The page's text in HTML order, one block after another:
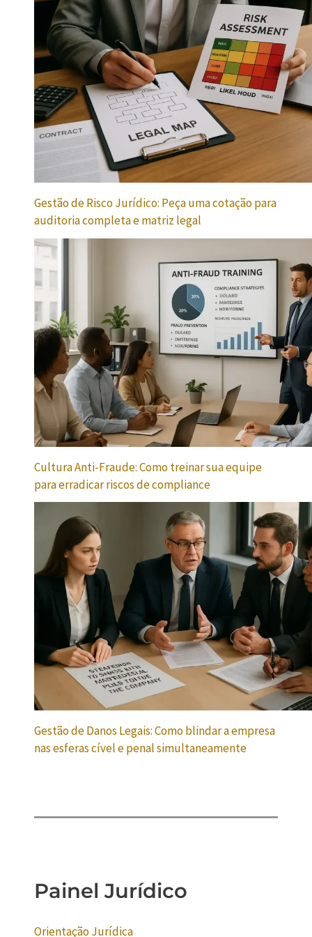
Gestão de Risco Jurídico: Peça uma cotação para
auditoria completa e matriz legal
Cultura Anti-Fraude: Como treinar sua equipe
para erradicar riscos de compliance
Gestão de Danos Legais: Como blindar a empresa
nas esferas cível e penal simultaneamente
Painel Jurídico
Orientação Jurídica